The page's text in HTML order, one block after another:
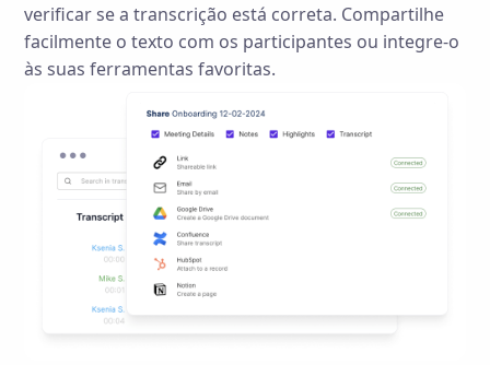
verificar se a transcrição está correta. Compartilhe
facilmente o texto com os participantes ou integre-o
às suas ferramentas favoritas.